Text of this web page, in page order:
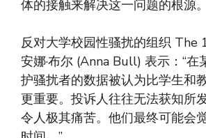
体的接触来解决这一问题的根源
反对大学校园性骚扰的组织 The
安娜·布尔 (Anna Bull) 表示：“在
护骚扰者的数据被认为比学生和
更重要。投诉人往往无法获知所
令人极其痛苦。他们最终可能会